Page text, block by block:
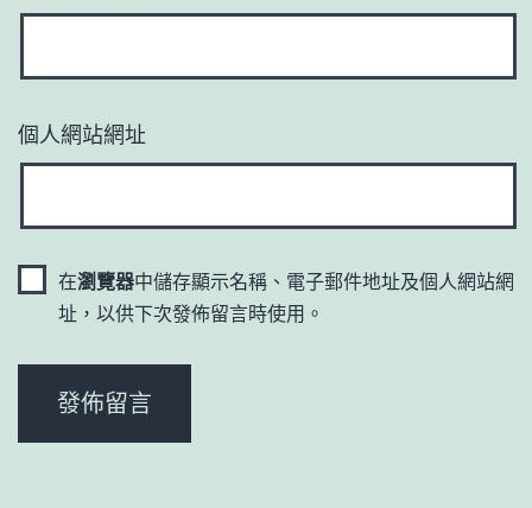
個人網站網址
在瀏覽器中儲存顯示名稱、電子郵件地址及個人網站網
址，以供下次發佈留言時使用。